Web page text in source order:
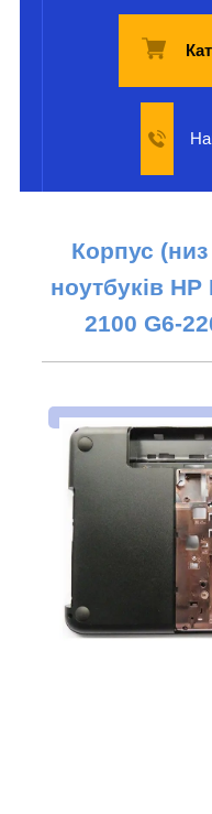
Корпус
ноутбуків
2100 G6-